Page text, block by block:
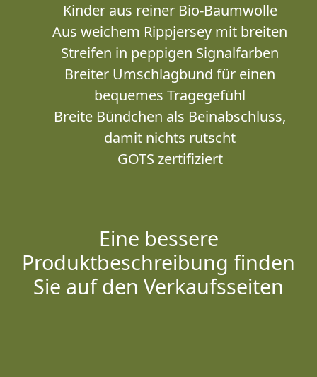
Kinder aus reiner Bio-Baumwolle
Aus weichem Rippjersey mit breiten
Streifen in peppigen Signalfarben
Breiter Umschlagbund für einen
bequemes Tragegefühl
Breite Bündchen als Beinabschluss,
damit nichts rutscht
GOTS zertifiziert
Eine bessere
Produktbeschreibung finden
Sie auf den Verkaufsseiten